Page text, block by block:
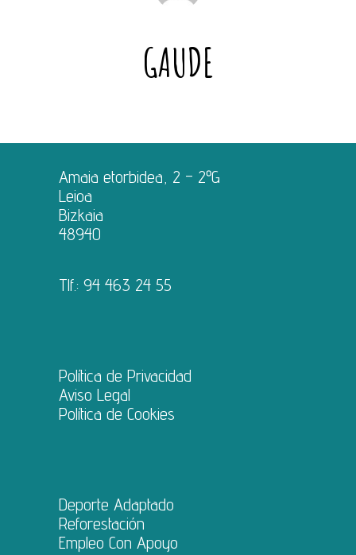
GAUDE
Amaia etorbidea, 2 – 2ºG
Leioa
Bizkaia
48940
Tlf.: 94 463 24 55
Política de Privacidad
Aviso Legal
Política de Cookies
Deporte Adaptado
Reforestación
Empleo Con Apoyo